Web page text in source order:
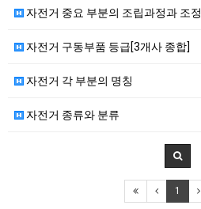
자전거 중요 부분의 조립과정과 조정
자전거 구동부품 등급[3개사 종합]
자전거 각 부분의 명칭
자전거 종류와 분류
1